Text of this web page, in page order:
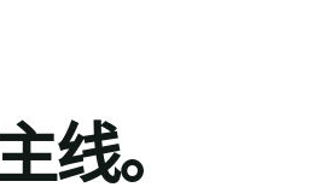
线。